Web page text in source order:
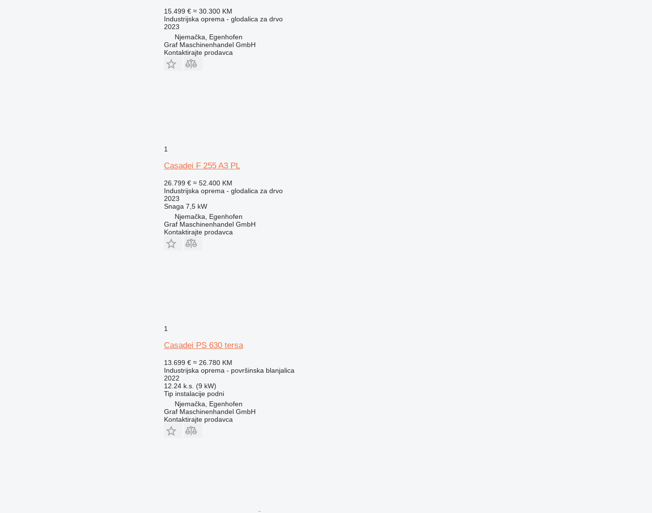
15.499 € ≈ 30.300 KM
Industrijska oprema - glodalica za drvo
2023
Njemačka, Egenhofen
Graf Maschinenhandel GmbH
Kontaktirajte prodavca
1
Casadei F 255 A3 PL
26.799 € ≈ 52.400 KM
Industrijska oprema - glodalica za drvo
2023
Snaga 7,5 kW
Njemačka, Egenhofen
Graf Maschinenhandel GmbH
Kontaktirajte prodavca
1
Casadei PS 630 tersa
13.699 € ≈ 26.780 KM
Industrijska oprema - površinska blanjalica
2022
12.24 k.s. (9 kW)
Tip instalacije podni
Njemačka, Egenhofen
Graf Maschinenhandel GmbH
Kontaktirajte prodavca